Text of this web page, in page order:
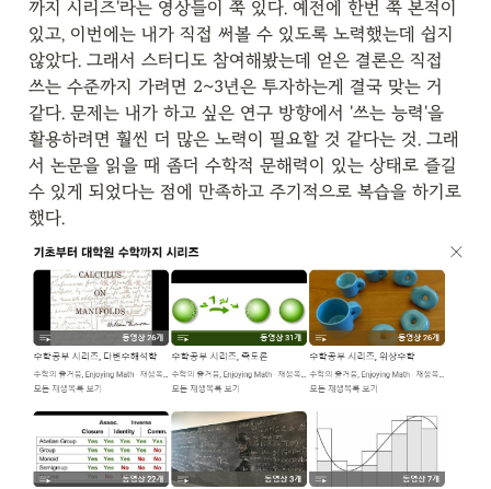
까지 시리즈'라는 영상들이 쭉 있다. 예전에 한번 쭉 본적이
있고, 이번에는 내가 직접 써볼 수 있도록 노력했는데 쉽지
않았다. 그래서 스터디도 참여해봤는데 얻은 결론은 직접
쓰는 수준까지 가려면 2~3년은 투자하는게 결국 맞는 거
같다. 문제는 내가 하고 싶은 연구 방향에서 '쓰는 능력'을
활용하려면 훨씬 더 많은 노력이 필요할 것 같다는 것. 그래
서 논문을 읽을 때 좀더 수학적 문해력이 있는 상태로 즐길
수 있게 되었다는 점에 만족하고 주기적으로 복습을 하기로
했다.